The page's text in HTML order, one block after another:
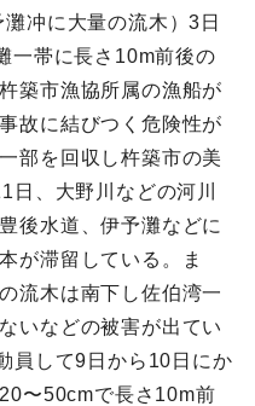
冲に大量の流木）3日
一帯に長さ10m前後の
築市漁協所属の漁船が
故に結びつく危険性が
部を回収し杵築市の美
、大野川などの河川
後水道、伊予灘などに
が滞留している。ま
流木は南下し佐伯湾一
いなどの被害が出てい
員して9日から10日にか
〜50cmで長さ10m前